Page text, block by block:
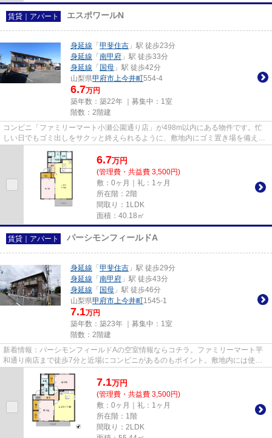
賃貸｜アパート エスポワールN
身延線 「 甲斐住吉 」駅 徒歩23分
身延線 「 南甲府 」駅 徒歩33分
身延線 「 国母 」駅 徒歩42分
山梨県甲府市上今井町554-4
6.7万円
築年数：築22年 ｜募集中： 1室
階数：2階建
コンビニ「ファミリーマート小瀬公園通り店」が498m以内にある物件です。忙
しい日でもゴミ出しをサクッと終えられるように、敷地内にゴミ置き場を備えて
6.7万円
(管理費・共益費 3,500円)
敷：0ヶ月｜礼：1ヶ月
所在階：2階
間取り：1LDK
面積：40.18㎡
賃貸｜アパート パーシモンフィールドA
身延線 「 甲斐住吉 」駅 徒歩29分
身延線 「 南甲府 」駅 徒歩43分
身延線 「 国母 」駅 徒歩46分
山梨県甲府市上今井町1545-1
7.1万円
築年数：築23年 ｜募集中： 1室
階数：2階建
新着情報：パーシモンフィールドAの空室情報ならコチラ。ファミリーマート平
和通り南店まで徒歩7分と近場にコンビニがあるのもポイント。敷地内には使い
7.1万円
(管理費・共益費 3,500円)
敷：0ヶ月｜礼：1ヶ月
所在階：1階
間取り：2LDK